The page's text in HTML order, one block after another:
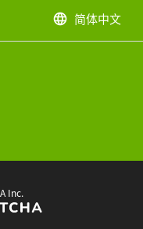
language 简体中文
Inc.